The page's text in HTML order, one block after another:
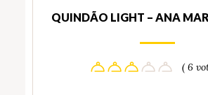
QUINDÃO LIGHT – ANA
( 6